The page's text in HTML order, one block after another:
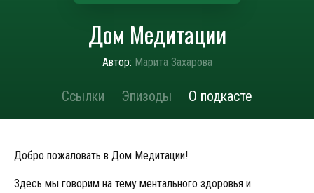
Дом Медитации
Автор: Марита Захарова
Ссылки Эпизоды О подкасте
Добро пожаловать в Дом Медитации!
Здесь мы говорим на тему ментального здоровья и